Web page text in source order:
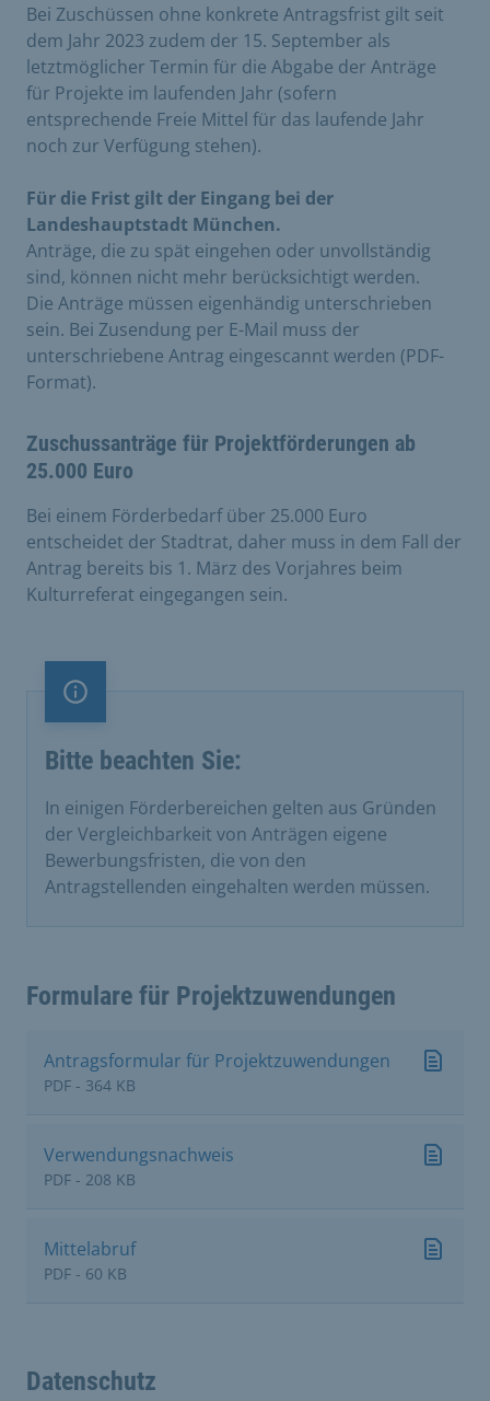
Bei Zuschüssen ohne konkrete Antragsfrist gilt seit
dem Jahr 2023 zudem der 15. September als
letztmöglicher Termin für die Abgabe der Anträge
für Projekte im laufenden Jahr (sofern
entsprechende Freie Mittel für das laufende Jahr
noch zur Verfügung stehen).
Für die Frist gilt der Eingang bei der
Landeshauptstadt München.
Anträge, die zu spät eingehen oder unvollständig
sind, können nicht mehr berücksichtigt werden.
Die Anträge müssen eigenhändig unterschrieben
sein. Bei Zusendung per E-Mail muss der
unterschriebene Antrag eingescannt werden (PDF-
Format).
Zuschussanträge für Projektförderungen ab
25.000 Euro
Bei einem Förderbedarf über 25.000 Euro
entscheidet der Stadtrat, daher muss in dem Fall der
Antrag bereits bis 1. März des Vorjahres beim
Kulturreferat eingegangen sein.
Information
Bitte beachten Sie:
In einigen Förderbereichen gelten aus Gründen
der Vergleichbarkeit von Anträgen eigene
Bewerbungsfristen, die von den
Antragstellenden eingehalten werden müssen.
Formulare für Projektzuwendungen
Antragsformular für Projektzuwendungen
PDF - 364 KB
Verwendungsnachweis
PDF - 208 KB
Mittelabruf
PDF - 60 KB
Datenschutz